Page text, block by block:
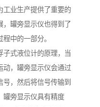
工业生产提供了重要的
，罐旁显示仪也得到了
中的一部分。
子式液位计的原理，当
动，罐旁显示仪会通过
，然后将信号传输到
罐旁显示仪具有精度